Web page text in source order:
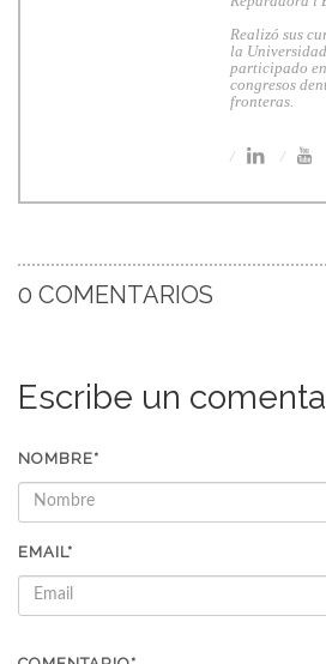
Realizó sus
la
participado
congresos
fronteras.
0 COMENTARIOS
Escribe un
NOMBRE*
EMAIL*